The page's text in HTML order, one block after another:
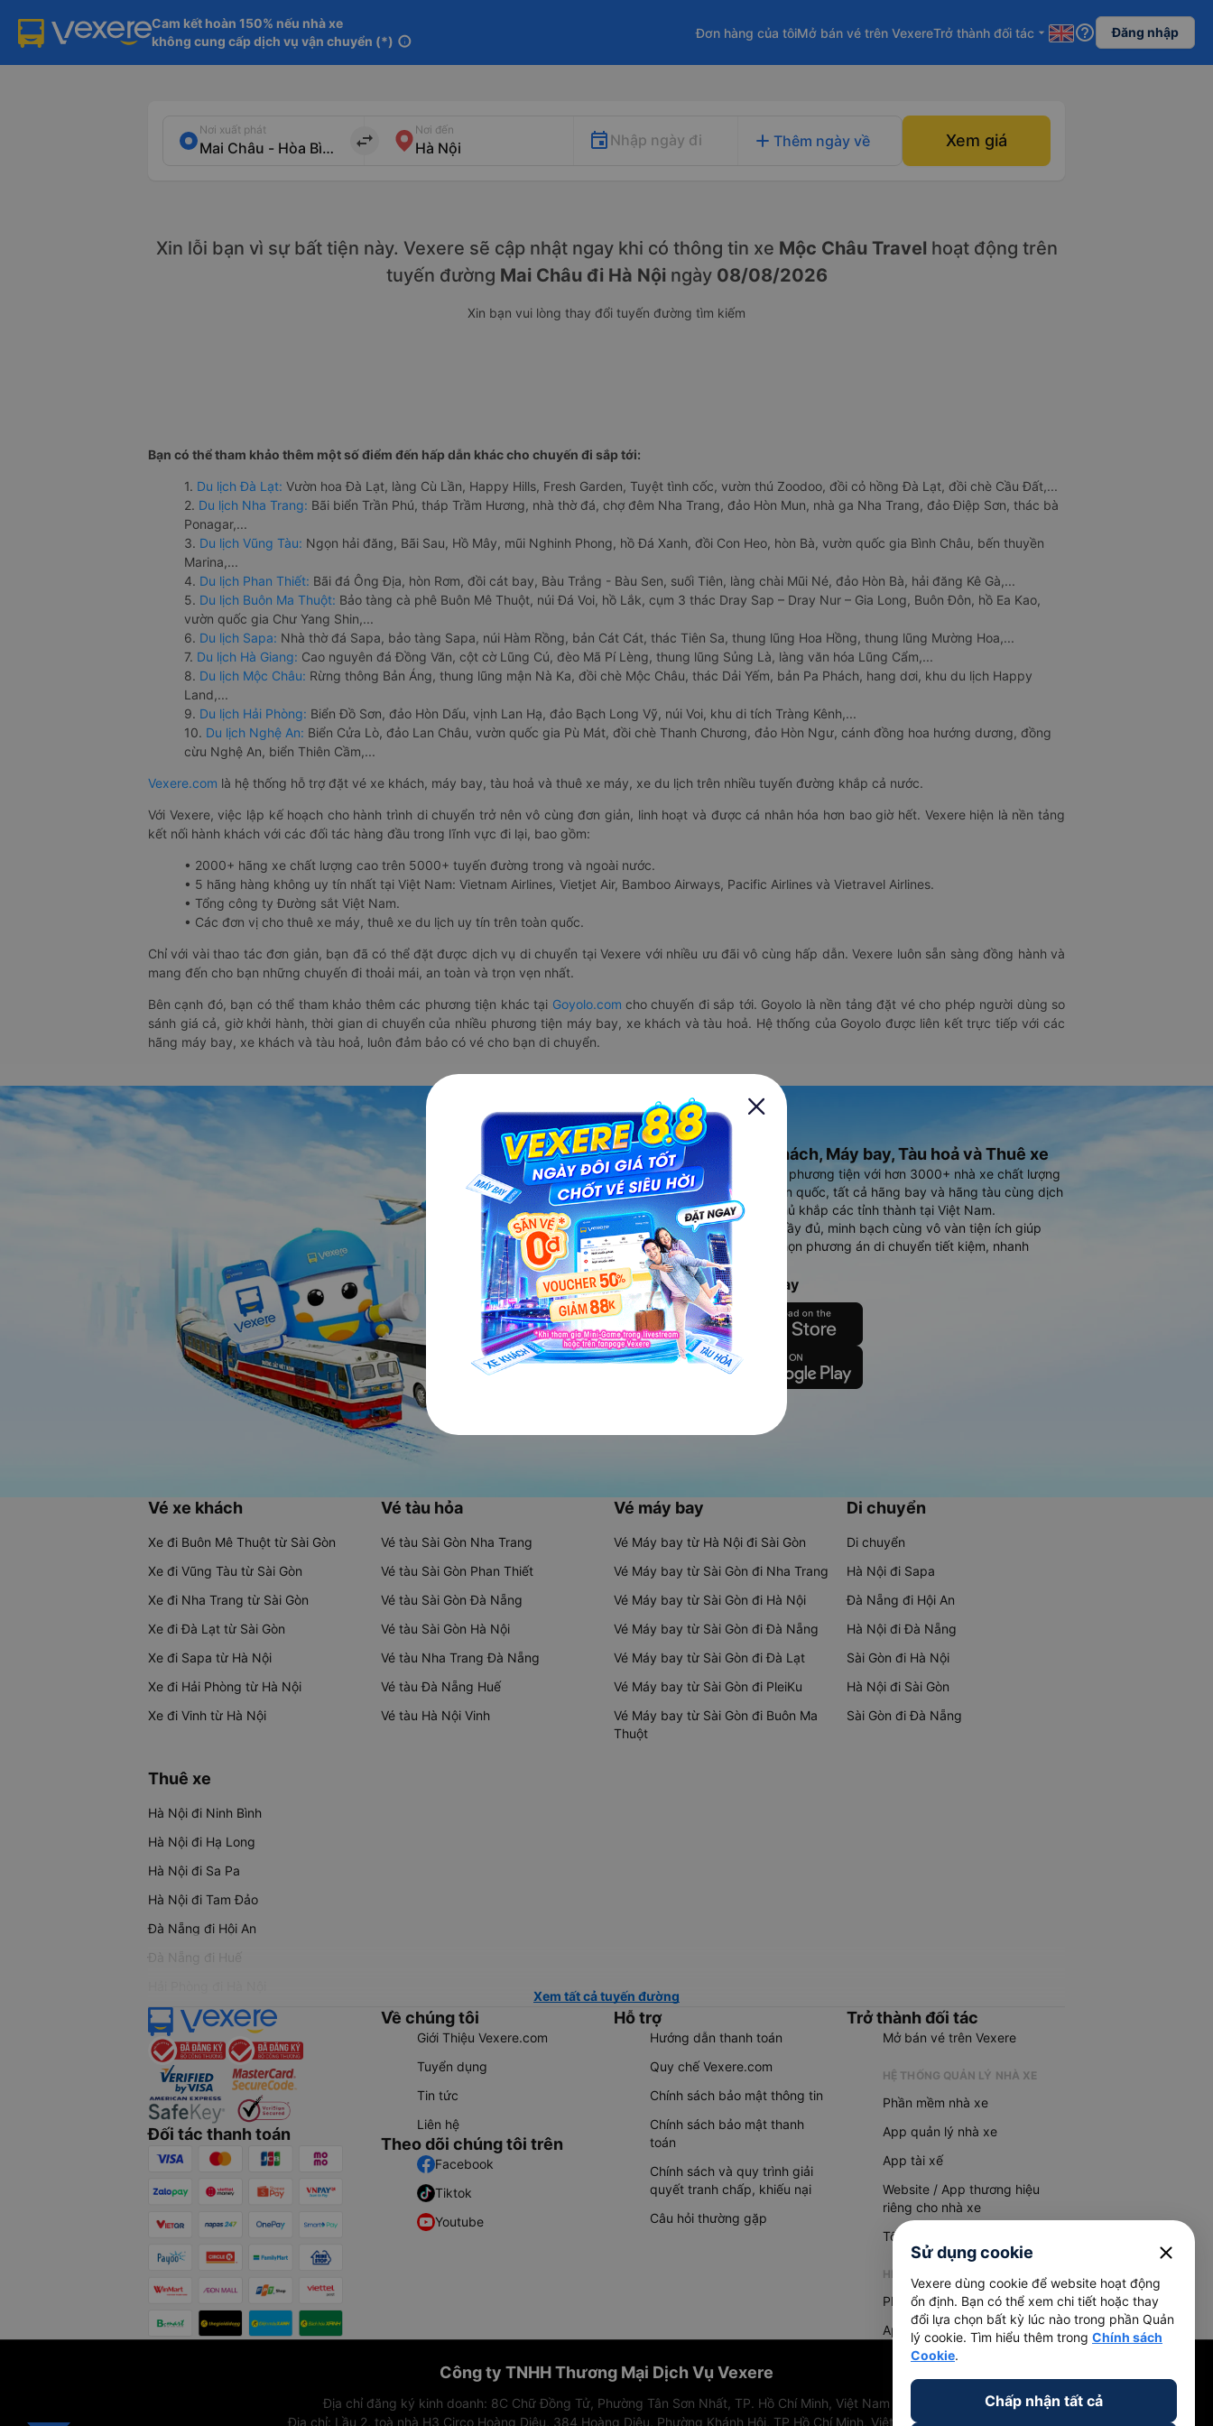
Cam kết hoàn 150% nếu nhà xe
không cung cấp dịch vụ vận chuyển (*) info
Đơn hàng của tôiMở bán vé trên VexereTrở thành đối tác arrow_drop_down help_outline Đăng nhập
Nơi xuất phát
import_export
Nơi đến
Nhập ngày đi add Thêm ngày về Xem giá
Xin lỗi bạn vì sự bất tiện này. Vexere sẽ cập nhật ngay khi có thông tin xe Mộc Châu Travel hoạt động trên
tuyến đường Mai Châu đi Hà Nội ngày 08/08/2026
Xin bạn vui lòng thay đổi tuyến đường tìm kiếm
Bạn có thể tham khảo thêm một số điểm đến hấp dẫn khác cho chuyến đi sắp tới:
1. Du lịch Đà Lạt: Vườn hoa Đà Lạt, làng Cù Lần, Happy Hills, Fresh Garden, Tuyệt tình cốc, vườn thú Zoodoo, đồi cỏ hồng Đà Lạt, đồi chè Cầu Đất,...
2. Du lịch Nha Trang: Bãi biển Trần Phú, tháp Trầm Hương, nhà thờ đá, chợ đêm Nha Trang, đảo Hòn Mun, nhà ga Nha Trang, đảo Điệp Sơn, thác bà
Ponagar,...
3. Du lịch Vũng Tàu: Ngọn hải đăng, Bãi Sau, Hồ Mây, mũi Nghinh Phong, hồ Đá Xanh, đồi Con Heo, hòn Bà, vườn quốc gia Bình Châu, bến thuyền
Marina,...
4. Du lịch Phan Thiết: Bãi đá Ông Địa, hòn Rơm, đồi cát bay, Bàu Trắng - Bàu Sen, suối Tiên, làng chài Mũi Né, đảo Hòn Bà, hải đăng Kê Gà,...
5. Du lịch Buôn Ma Thuột: Bảo tàng cà phê Buôn Mê Thuột, núi Đá Voi, hồ Lắk, cụm 3 thác Dray Sap – Dray Nur – Gia Long, Buôn Đôn, hồ Ea Kao,
vườn quốc gia Chư Yang Shin,...
6. Du lịch Sapa: Nhà thờ đá Sapa, bảo tàng Sapa, núi Hàm Rồng, bản Cát Cát, thác Tiên Sa, thung lũng Hoa Hồng, thung lũng Mường Hoa,...
7. Du lịch Hà Giang: Cao nguyên đá Đồng Văn, cột cờ Lũng Cú, đèo Mã Pí Lèng, thung lũng Sủng Là, làng văn hóa Lũng Cẩm,...
8. Du lịch Mộc Châu: Rừng thông Bản Áng, thung lũng mận Nà Ka, đồi chè Mộc Châu, thác Dải Yếm, bản Pa Phách, hang dơi, khu du lịch Happy
Land,...
9. Du lịch Hải Phòng: Biển Đồ Sơn, đảo Hòn Dấu, vịnh Lan Hạ, đảo Bạch Long Vỹ, núi Voi, khu di tích Tràng Kênh,...
10. Du lịch Nghệ An: Biển Cửa Lò, đảo Lan Châu, vườn quốc gia Pù Mát, đồi chè Thanh Chương, đảo Hòn Ngư, cánh đồng hoa hướng dương, đồng
cừu Nghệ An, biển Thiên Cầm,...
Vexere.com là hệ thống hỗ trợ đặt vé xe khách, máy bay, tàu hoả và thuê xe máy, xe du lịch trên nhiều tuyến đường khắp cả nước.
Với Vexere, việc lập kế hoạch cho hành trình di chuyển trở nên vô cùng đơn giản, linh hoạt và được cá nhân hóa hơn bao giờ hết. Vexere hiện là nền tảng
kết nối hành khách với các đối tác hàng đầu trong lĩnh vực đi lại, bao gồm:
• 2000+ hãng xe chất lượng cao trên 5000+ tuyến đường trong và ngoài nước.
• 5 hãng hàng không uy tín nhất tại Việt Nam: Vietnam Airlines, Vietjet Air, Bamboo Airways, Pacific Airlines và Vietravel Airlines.
• Tổng công ty Đường sắt Việt Nam.
• Các đơn vị cho thuê xe máy, thuê xe du lịch uy tín trên toàn quốc.
Chỉ với vài thao tác đơn giản, bạn đã có thể đặt được dịch vụ di chuyển tại Vexere với nhiều ưu đãi vô cùng hấp dẫn. Vexere luôn sẵn sàng đồng hành và
mang đến cho bạn những chuyến đi thoải mái, an toàn và trọn vẹn nhất.
Bên cạnh đó, bạn có thể tham khảo thêm các phương tiện khác tại Goyolo.com cho chuyến đi sắp tới. Goyolo là nền tảng đặt vé cho phép người dùng so
sánh giá cả, giờ khởi hành, thời gian di chuyển của nhiều phương tiện máy bay, xe khách và tàu hoả. Hệ thống của Goyolo được liên kết trực tiếp với các
hãng máy bay, xe khách và tàu hoả, luôn đảm bảo có vé cho bạn di chuyển.
Ứng dụng đặt vé Xe khách, Máy bay, Tàu hoả và Thuê xe
Vexere - ứng dụng đặt vé đa phương tiện với hơn 3000+ nhà xe chất lượng
cao, 5000+ tuyến đường toàn quốc, tất cả hãng bay và hãng tàu cùng dịch
vụ thuê xe máy, xe du lịch phủ khắp các tỉnh thành tại Việt Nam.
Ứng dụng hiển thị thông tin đầy đủ, minh bạch cùng vô vàn tiện ích giúp
người dùng so sánh và lựa chọn phương án di chuyển tiết kiệm, nhanh
chóng và phù hợp nhất.
Tải ứng dụng Vexere ngay
Vé xe khách
Xe đi Buôn Mê Thuột từ Sài Gòn
Xe đi Vũng Tàu từ Sài Gòn
Xe đi Nha Trang từ Sài Gòn
Xe đi Đà Lạt từ Sài Gòn
Xe đi Sapa từ Hà Nội
Xe đi Hải Phòng từ Hà Nội
Xe đi Vinh từ Hà Nội
Vé tàu hỏa
Vé tàu Sài Gòn Nha Trang
Vé tàu Sài Gòn Phan Thiết
Vé tàu Sài Gòn Đà Nẵng
Vé tàu Sài Gòn Hà Nội
Vé tàu Nha Trang Đà Nẵng
Vé tàu Đà Nẵng Huế
Vé tàu Hà Nội Vinh
Vé máy bay
Vé Máy bay từ Hà Nội đi Sài Gòn
Vé Máy bay từ Sài Gòn đi Nha Trang
Vé Máy bay từ Sài Gòn đi Hà Nội
Vé Máy bay từ Sài Gòn đi Đà Nẵng
Vé Máy bay từ Sài Gòn đi Đà Lạt
Vé Máy bay từ Sài Gòn đi PleiKu
Vé Máy bay từ Sài Gòn đi Buôn Ma
Thuột
Di chuyển
Di chuyển
Hà Nội đi Sapa
Đà Nẵng đi Hội An
Hà Nội đi Đà Nẵng
Sài Gòn đi Hà Nội
Hà Nội đi Sài Gòn
Sài Gòn đi Đà Nẵng
Thuê xe
Hà Nội đi Ninh Bình
Hà Nội đi Hạ Long
Hà Nội đi Sa Pa
Hà Nội đi Tam Đảo
Đà Nẵng đi Hội An
Đà Nẵng đi Huế
Xem tất cả tuyến đường
Đối tác thanh toán
Về chúng tôi
Giới Thiệu Vexere.com
Tuyển dụng
Tin tức
Liên hệ
Theo dõi chúng tôi trên
Facebook
Tiktok
Youtube
Hỗ trợ
Hướng dẫn thanh toán
Quy chế Vexere.com
Chính sách bảo mật thông tin
Chính sách bảo mật thanh
toán
Chính sách và quy trình giải
quyết tranh chấp, khiếu nại
Câu hỏi thường gặp
Trở thành đối tác
Mở bán vé trên Vexere
HỆ THỐNG QUẢN LÝ NHÀ XE
Phần mềm nhà xe
App quản lý nhà xe
App tài xế
Website / App thương hiệu
riêng cho nhà xe
Tổng đài AI
HỆ THỐNG QUẢN LÝ HÀNG HOÁ
Phần mềm quản lý hàng hoá
App quản lý hàng hoá
Công ty TNHH Thương Mại Dịch Vụ Vexere
Địa chỉ đăng ký kinh doanh: 8C Chữ Đồng Tử, Phường Tân Sơn Nhất, TP. Hồ Chí Minh, Việt Nam
Địa chỉ: Lầu 2, toà nhà H3 Circo Hoàng Diệu, 384 Hoàng Diệu, Phường Khánh Hội, TP Hồ Chí Minh, Việt Nam
Sử dụng cookie close
Vexere dùng cookie để website hoạt động
ổn định. Bạn có thể xem chi tiết hoặc thay
đổi lựa chọn bất kỳ lúc nào trong phần Quản
lý cookie. Tìm hiểu thêm trong Chính sách
Cookie.
Chấp nhận tất cả